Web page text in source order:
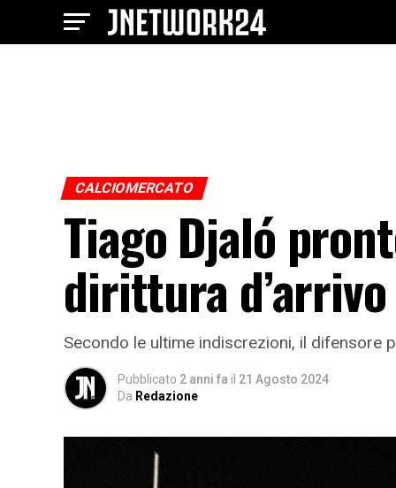
CALCIOMERCATO
Tiago Djaló
dirittura d’arrivo
Secondo le ultime indiscrezioni, il difensore
Pubblicato 2 anni fa il 21 Agosto 2024
Da Redazione